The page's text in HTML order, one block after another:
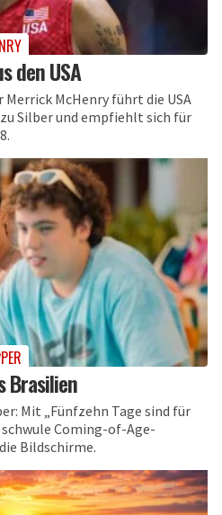
den USA
McHenry führt die USA
Silber und empfiehlt sich für
Brasilien
Mit „Fünfzehn Tage sind für
Coming-of-Age-
Bildschirme.